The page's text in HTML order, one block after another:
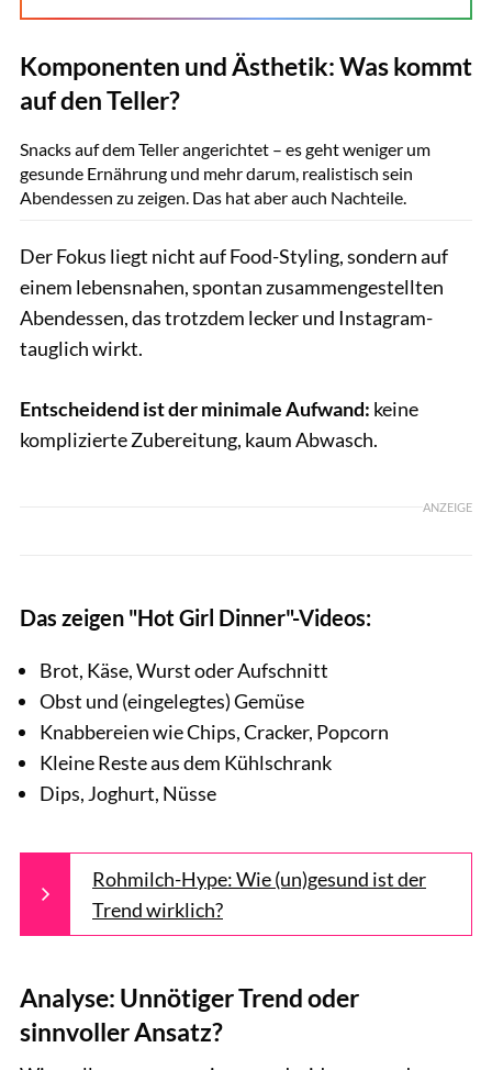
Komponenten und Ästhetik: Was kommt
auf den Teller?
Snacks auf dem Teller angerichtet – es geht weniger um
gesunde Ernährung und mehr darum, realistisch sein
Abendessen zu zeigen. Das hat aber auch Nachteile.
Der Fokus liegt nicht auf Food-Styling, sondern auf
einem lebensnahen, spontan zusammengestellten
Abendessen, das trotzdem lecker und Instagram-
tauglich wirkt.
Entscheidend ist der minimale Aufwand: keine
komplizierte Zubereitung, kaum Abwasch.
ANZEIGE
Das zeigen "Hot Girl Dinner"-Videos:
Brot, Käse, Wurst oder Aufschnitt
Obst und (eingelegtes) Gemüse
Knabbereien wie Chips, Cracker, Popcorn
Kleine Reste aus dem Kühlschrank
Dips, Joghurt, Nüsse
Rohmilch-Hype: Wie (un)gesund ist der
Trend wirklich?
Analyse: Unnötiger Trend oder
sinnvoller Ansatz?